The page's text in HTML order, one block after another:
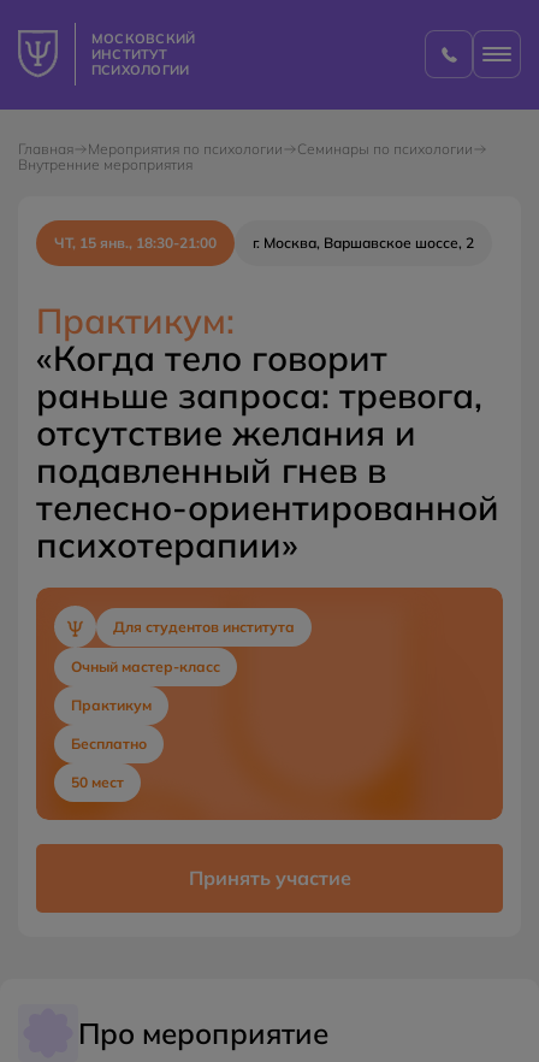
МОСКОВСКИЙ
ИНСТИТУТ
ПСИХОЛОГИИ
Главная Мероприятия по психологии
Семинары по психологии
Внутренние мероприятия
ЧТ, 15 янв., 18:30-21:00 г. Москва, Варшавское шоссе, 2
Практикум:
«Когда тело говорит
раньше запроса: тревога,
отсутствие желания и
подавленный гнев в
телесно-ориентированной
психотерапии»
Для студентов института
Очный мастер-класс
Практикум
Бесплатно
50 мест
Принять участие
Про мероприятие